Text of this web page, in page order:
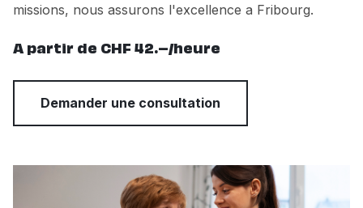
missions, nous assurons l'excellence a Fribourg.
A partir de CHF 42.–/heure
Demander une consultation